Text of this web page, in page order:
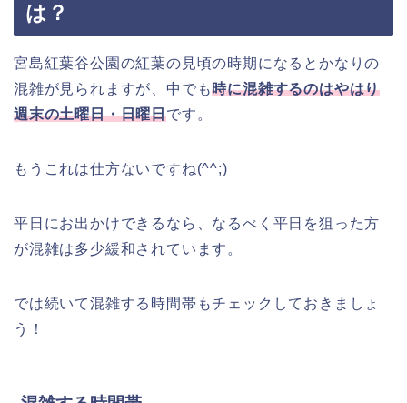
は？
宮島紅葉谷公園の紅葉の見頃の時期になるとかなりの
混雑が見られますが、中でも時に混雑するのはやはり
週末の土曜日・日曜日です。
もうこれは仕方ないですね(^^;)
平日にお出かけできるなら、なるべく平日を狙った方
が混雑は多少緩和されています。
では続いて混雑する時間帯もチェックしておきましょ
う！